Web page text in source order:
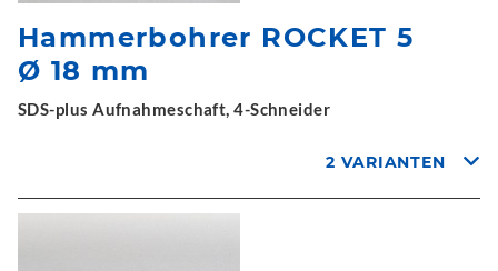
Hammerbohrer ROCKET 5
Ø 18 mm
SDS-plus Aufnahmeschaft, 4-Schneider
2 VARIANTEN